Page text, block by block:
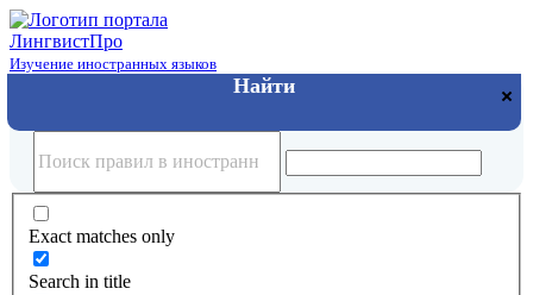
ЛингвистПро
Изучение иностранных языков
Exact matches only
Search in title